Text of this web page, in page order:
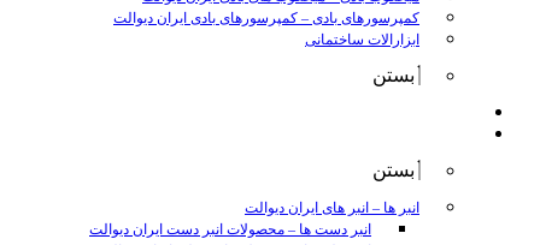
کمپرسورهای بادی – کمپرسورهای بادی ایران دیوالت
ابزارالات ساختمانی
بستن
بستن
انبر ها – انبر های ایران دیوالت
انبر دست ها – محصولات انبر دست ایران دیوالت